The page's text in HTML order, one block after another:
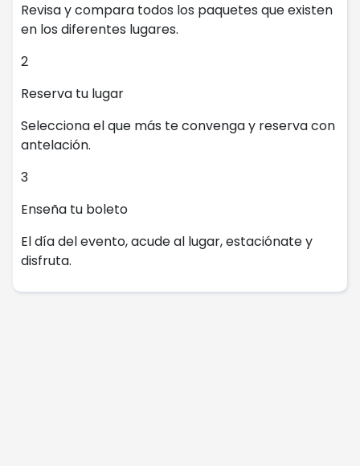
Revisa y compara todos los paquetes que existen
en los diferentes lugares.
2
Reserva tu lugar
Selecciona el que más te convenga y reserva con
antelación.
3
Enseña tu boleto
El día del evento, acude al lugar, estaciónate y
disfruta.